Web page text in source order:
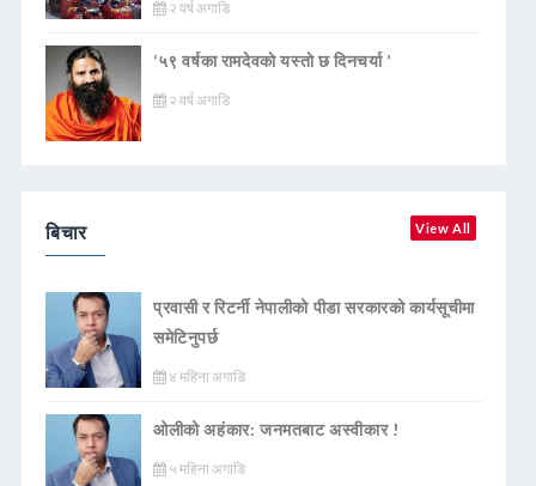
२ वर्ष अगाडि
‘५९ वर्षका रामदेवकाे यस्ताे छ दिनचर्या ’
२ वर्ष अगाडि
बिचार View All
प्रवासी र रिटर्नी नेपालीको पीडा सरकारको कार्यसूचीमा
समेटिनुपर्छ
४ महिना अगाडि
ओलीको अहंकार: जनमतबाट अस्वीकार !
५ महिना अगाडि